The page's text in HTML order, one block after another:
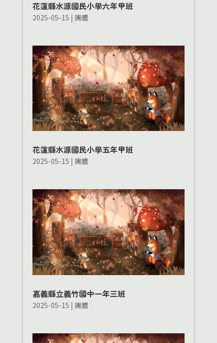
花蓮縣水源國民小學六年甲班
2025-05-15 | 團體
花蓮縣水源國民小學五年甲班
2025-05-15 | 團體
嘉義縣立義竹國中一年三班
2025-05-15 | 團體